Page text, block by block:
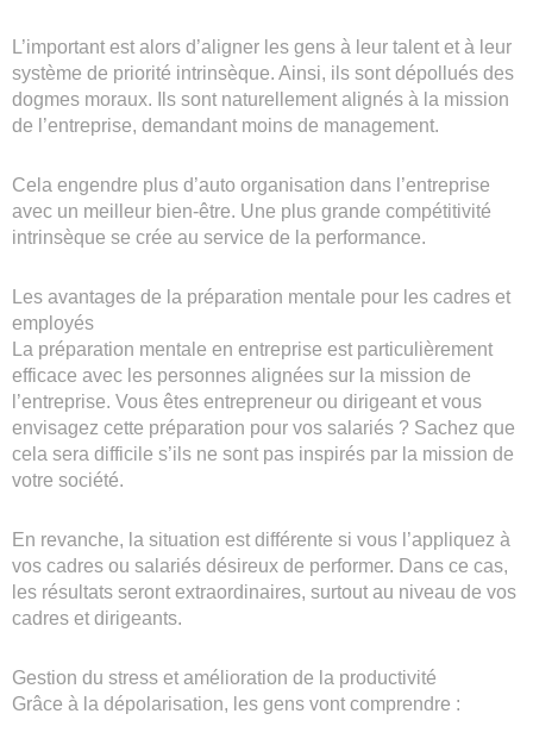
L’important est alors d’aligner les gens à leur talent et à leur
système de priorité intrinsèque. Ainsi, ils sont dépollués des
dogmes moraux. Ils sont naturellement alignés à la mission
de l’entreprise, demandant moins de management.
Cela engendre plus d’auto organisation dans l’entreprise
avec un meilleur bien-être. Une plus grande compétitivité
intrinsèque se crée au service de la performance.
Les avantages de la préparation mentale pour les cadres et
employés
La préparation mentale en entreprise est particulièrement
efficace avec les personnes alignées sur la mission de
l’entreprise. Vous êtes entrepreneur ou dirigeant et vous
envisagez cette préparation pour vos salariés ? Sachez que
cela sera difficile s’ils ne sont pas inspirés par la mission de
votre société.
En revanche, la situation est différente si vous l’appliquez à
vos cadres ou salariés désireux de performer. Dans ce cas,
les résultats seront extraordinaires, surtout au niveau de vos
cadres et dirigeants.
Gestion du stress et amélioration de la productivité
Grâce à la dépolarisation, les gens vont comprendre :